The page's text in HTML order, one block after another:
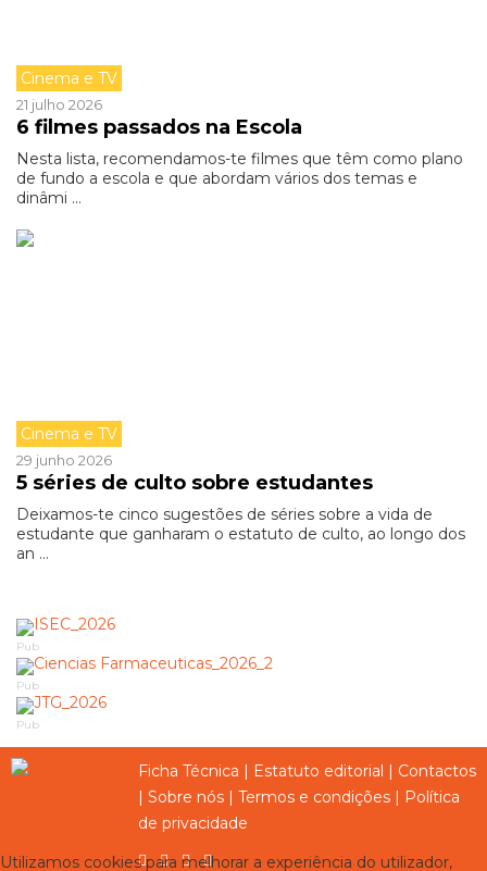
Cinema e TV
21 julho 2026
6 filmes passados na Escola
Nesta lista, recomendamos-te filmes que têm como plano
de fundo a escola e que abordam vários dos temas e
dinâmi ...
Cinema e TV
29 junho 2026
5 séries de culto sobre estudantes
Deixamos-te cinco sugestões de séries sobre a vida de
estudante que ganharam o estatuto de culto, ao longo dos
an ...
Pub
Pub
Pub
Ficha Técnica | Estatuto editorial | Contactos
| Sobre nós | Termos e condições | Política
de privacidade
Utilizamos cookies para melhorar a experiência do utilizador,